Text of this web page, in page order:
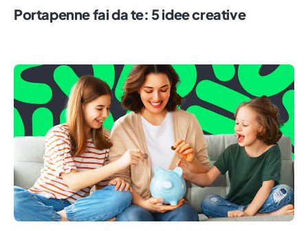
Portapenne fai da te: 5 idee creative